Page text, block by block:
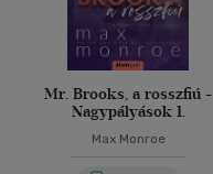
Mr. Brooks, a rosszfiú -
Nagypályások 1.
Max Monroe